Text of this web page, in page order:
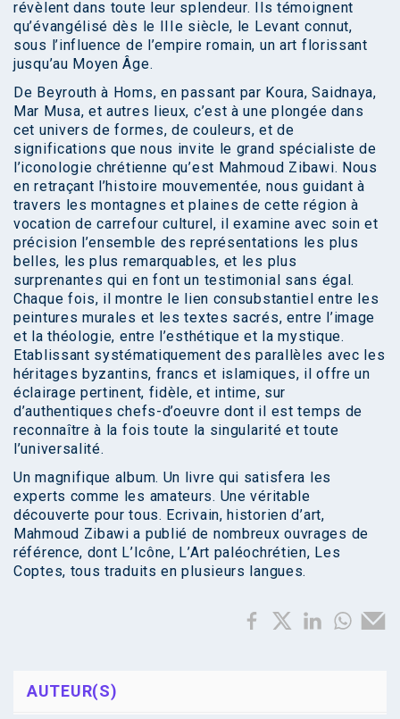
révèlent dans toute leur splendeur. Ils témoignent
qu’évangélisé dès le IIIe siècle, le Levant connut,
sous l’influence de l’empire romain, un art florissant
jusqu’au Moyen Âge.
De Beyrouth à Homs, en passant par Koura, Saidnaya,
Mar Musa, et autres lieux, c’est à une plongée dans
cet univers de formes, de couleurs, et de
significations que nous invite le grand spécialiste de
l’iconologie chrétienne qu’est Mahmoud Zibawi. Nous
en retraçant l’histoire mouvementée, nous guidant à
travers les montagnes et plaines de cette région à
vocation de carrefour culturel, il examine avec soin et
précision l’ensemble des représentations les plus
belles, les plus remarquables, et les plus
surprenantes qui en font un testimonial sans égal.
Chaque fois, il montre le lien consubstantiel entre les
peintures murales et les textes sacrés, entre l’image
et la théologie, entre l’esthétique et la mystique.
Etablissant systématiquement des parallèles avec les
héritages byzantins, francs et islamiques, il offre un
éclairage pertinent, fidèle, et intime, sur
d’authentiques chefs-d’oeuvre dont il est temps de
reconnaître à la fois toute la singularité et toute
l’universalité.
Un magnifique album. Un livre qui satisfera les
experts comme les amateurs. Une véritable
découverte pour tous. Ecrivain, historien d’art,
Mahmoud Zibawi a publié de nombreux ouvrages de
référence, dont L’Icône, L’Art paléochrétien, Les
Coptes, tous traduits en plusieurs langues.
AUTEUR(S)